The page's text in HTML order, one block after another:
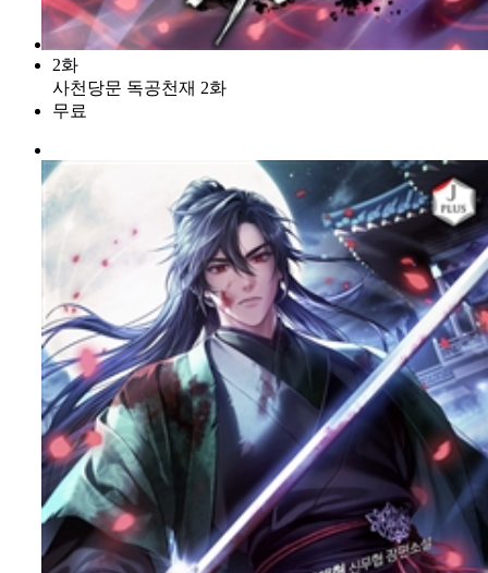
2화
사천당문 독공천재 2화
무료